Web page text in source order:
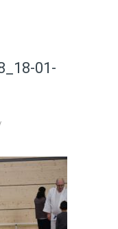
01-